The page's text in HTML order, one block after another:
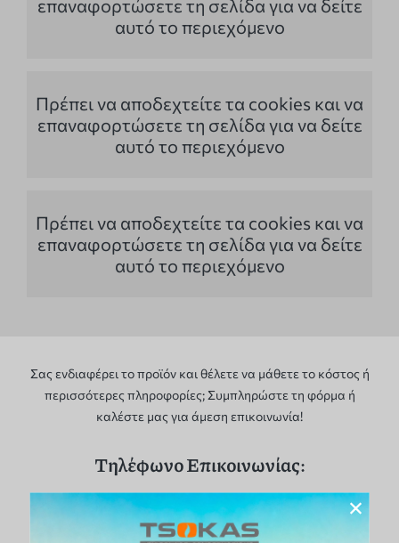
×
επαναφορτώσετε τη σελίδα για να δείτε
αυτό το περιεχόμενο
Πρέπει να αποδεχτείτε τα cookies και να
επαναφορτώσετε τη σελίδα για να δείτε
αυτό το περιεχόμενο
Πρέπει να αποδεχτείτε τα cookies και να
επαναφορτώσετε τη σελίδα για να δείτε
αυτό το περιεχόμενο
Σας ενδιαφέρει το προϊόν και θέλετε να μάθετε το κόστος ή
περισσότερες πληροφορίες; Συμπληρώστε τη φόρμα ή
καλέστε μας για άμεση επικοινωνία!
Τηλέφωνο Επικοινωνίας: